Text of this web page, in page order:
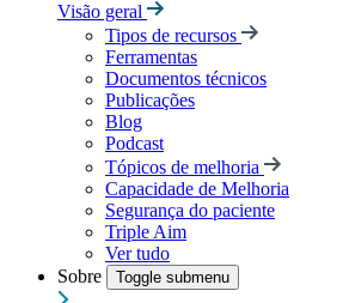
Visão geral
Tipos de recursos
Ferramentas
Documentos técnicos
Publicações
Blog
Podcast
Tópicos de melhoria
Capacidade de Melhoria
Segurança do paciente
Triple Aim
Ver tudo
Sobre
Toggle submenu